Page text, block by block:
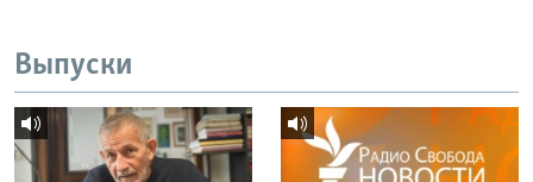
Выпуски